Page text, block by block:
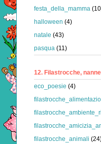
festa_della_mamma
halloween (4)
natale (43)
pasqua (11)
12. Filastrocche,
eco_poesie (4)
filastrocche_animali